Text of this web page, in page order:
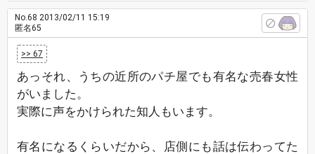
No.68 2013/02/11 15:19
匿名65
>> 67
あっそれ、うちの近所のパチ屋でも有名な売春女性
がいました。
実際に声をかけられた知人もいます。
有名になるくらいだから、店側にも話は伝わってた